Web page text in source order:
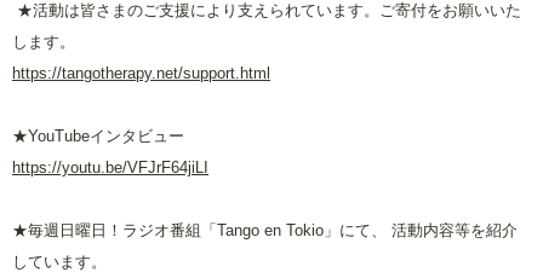
★活動は皆さまのご支援により支えられています。ご寄付をお願いいた
します。
https://tangotherapy.net/support.html
★YouTubeインタビュー
https://youtu.be/VFJrF64jiLI
★毎週日曜日！ラジオ番組「Tango en Tokio」にて、 活動内容等を紹介
しています。